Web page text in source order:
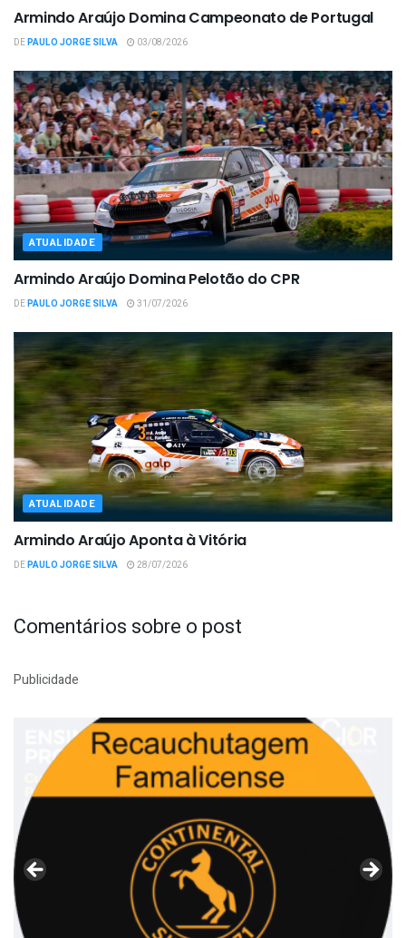
Armindo Araújo Domina Campeonato de Portugal
DEPAULO JORGE SILVA 03/08/2026
ATUALIDADE
Armindo Araújo Domina Pelotão do CPR
DEPAULO JORGE SILVA 31/07/2026
ATUALIDADE
Armindo Araújo Aponta à Vitória
DEPAULO JORGE SILVA 28/07/2026
Comentários sobre o post
Publicidade